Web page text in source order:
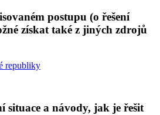
postupu (o řešení
získat také z jiných zdrojů
republiky
situace a návody, jak je řešit